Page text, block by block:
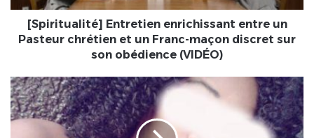
un
Franc-
maçon
son
obédience
(VIDÉO)
[Spiritualité] Entretien enrichissant entre un
Pasteur chrétien et un Franc-maçon discret sur
son obédience (VIDÉO)
COMMENT
RECONNAÎTRE
UN